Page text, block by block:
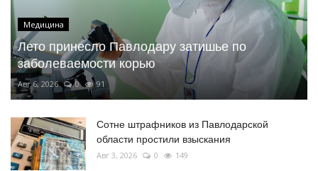
Медицина
Лето принесло Павлодару затишье по
заболеваемости корью
Авг 6, 2026 0 91
Сотне штрафников из Павлодарской
области простили взыскания
Авг 3, 2026 0 149